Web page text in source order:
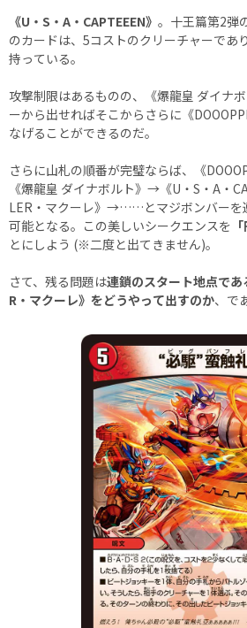
《U・S・A・CAPTEEEN》 。十王篇第2弾
のカードは、5コストのクリーチャーであ
持っている。
攻撃制限はあるものの、《爆龍皇 ダイナ
ーから出せればそこからさらに《
なげることができるのだ。
さらに山札の順番が完璧ならば、《
《爆龍皇 ダイナボルト》→《U・S・A・
LER・マクーレ》→……とマジボンバーを
可能となる。この美しいシークエンスを
とにしよう (※二度と出てきません)。
さて、残る問題は連鎖のスタート地点で
R・マクーレ》をどうやって出すのか、で